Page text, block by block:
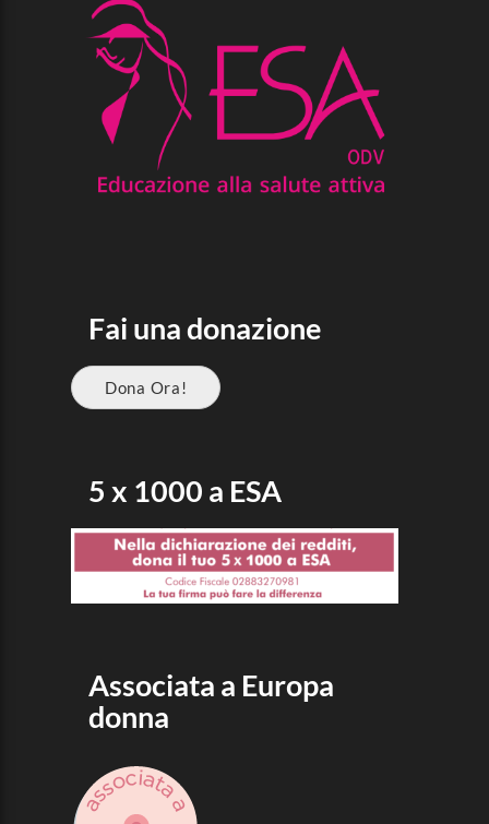
Fai una donazione
Dona Ora!
5 x 1000 a ESA
Associata a Europa
donna